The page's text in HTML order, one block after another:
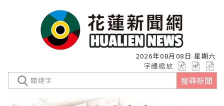
2026年08月08日 星期六
字體縮放
搜尋新聞